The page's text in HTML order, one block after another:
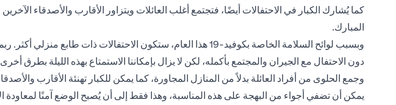
كما يُشارك الكبار في الاحتفالات أيضًا، فتجتمع أغلب العائلات ويتزاور الأقارب والأصدقاء
المبارك.
وبسبب لوائح السلامة الخاصة بكوفيد-19 هذا العام، ستكون الاحتفالات ذات
دون الاحتفال مع الجيران والمجتمع بأكمله، لكن لا يزال بإمكاننا الاستمتاع بهذه الليلة بطرق
وجمع الحلوى من أفراد العائلة بدلاً من المنازل المجاورة، كما يمكن للكبار تهنئة الأقارب
يمكن أن تضفي أجواء من البهجة على هذه المناسبة، وهذا فقط إلى أن يُصبح الوضع آمنًا لمعاودة